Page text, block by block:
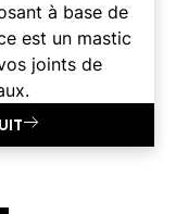
à base de
est un mastic
joints de